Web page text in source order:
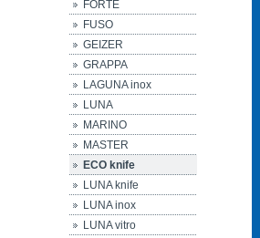
FORTE
FUSO
GEIZER
GRAPPA
LAGUNA inox
LUNA
MARINO
MASTER
ECO knife
LUNA knife
LUNA inox
LUNA vitro